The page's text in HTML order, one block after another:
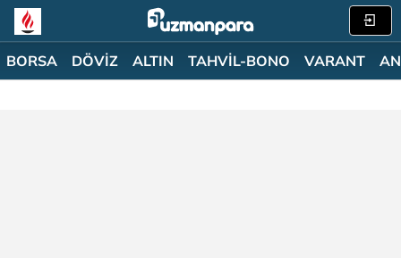
BORSA DÖVİZ ALTIN TAHVİL-BONO VARANT